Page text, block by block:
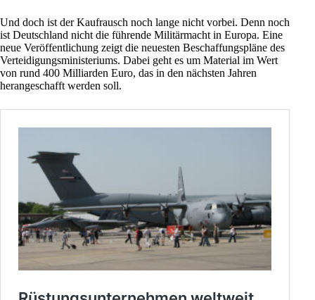
Und doch ist der Kaufrausch noch lange nicht vorbei. Denn noch
ist Deutschland nicht die führende Militärmacht in Europa. Eine
neue Veröffentlichung zeigt die neuesten Beschaffungspläne des
Verteidigungsministeriums. Dabei geht es um Material im Wert
von rund 400 Milliarden Euro, das in den nächsten Jahren
herangeschafft werden soll.